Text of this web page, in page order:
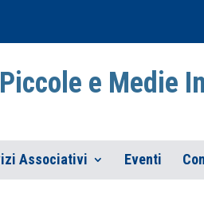
e Medie
Associativi Eventi